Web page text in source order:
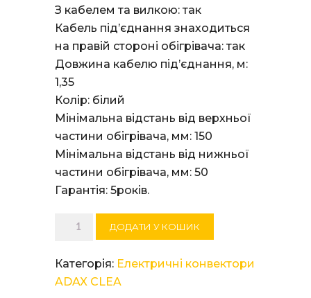
З кабелем та вилкою: так
Кабель під’єднання знаходиться
на правій стороні обігрівача: так
Довжина кабелю під’єднання, м:
1,35
Колір: білий
Мінімальна відстань від верхньої
частини обігрівача, мм: 150
Мінімальна відстань від нижньої
частини обігрівача, мм: 50
Гарантія: 5років.
Електричний
конвектор
ADAX
CLEA
ДОДАТИ У КОШИК
Категорія: Електричні конвектори
ADAX CLEA